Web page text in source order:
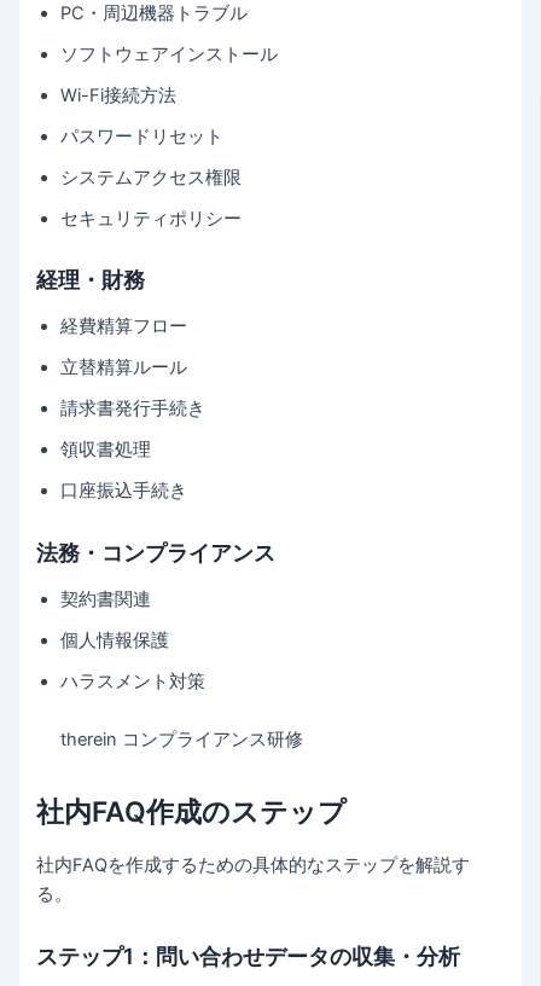
PC・周辺機器トラブル
ソフトウェアインストール
Wi-Fi接続方法
パスワードリセット
システムアクセス権限
セキュリティポリシー
経理・財務
経費精算フロー
立替精算ルール
請求書発行手続き
領収書処理
口座振込手続き
法務・コンプライアンス
契約書関連
個人情報保護
ハラスメント対策
therein コンプライアンス研修
社内FAQ作成のステップ
社内FAQを作成するための具体的なステップを解説す
る。
ステップ1：問い合わせデータの収集・分析